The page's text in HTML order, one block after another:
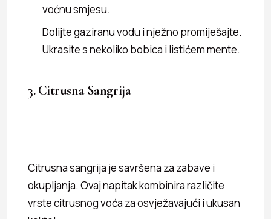
voćnu smjesu.
Dolijte gaziranu vodu i nježno promiješajte.
Ukrasite s nekoliko bobica i listićem mente.
3. Citrusna Sangrija
Citrusna sangrija je savršena za zabave i
okupljanja. Ovaj napitak kombinira različite
vrste citrusnog voća za osvježavajući i ukusan